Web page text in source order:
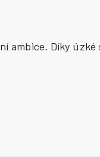
ambice. Díky